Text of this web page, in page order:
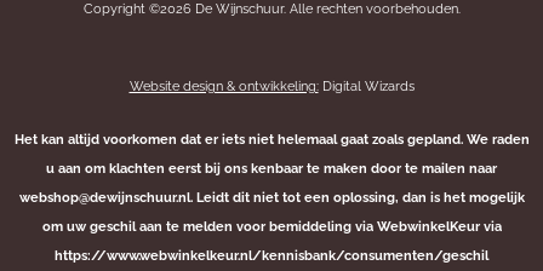
Copyright ©2026 De Wijnschuur. Alle rechten voorbehouden.
Website design & ontwikkeling:Digital Wizards
Het kan altijd voorkomen dat er iets niet helemaal gaat zoals gepland. We raden
u aan om klachten eerst bij ons kenbaar te maken door te mailen naar
webshop@dewijnschuur.nl. Leidt dit niet tot een oplossing, dan is het mogelijk
om uw geschil aan te melden voor bemiddeling via WebwinkelKeur via
https://www.webwinkelkeur.nl/kennisbank/consumenten/geschil